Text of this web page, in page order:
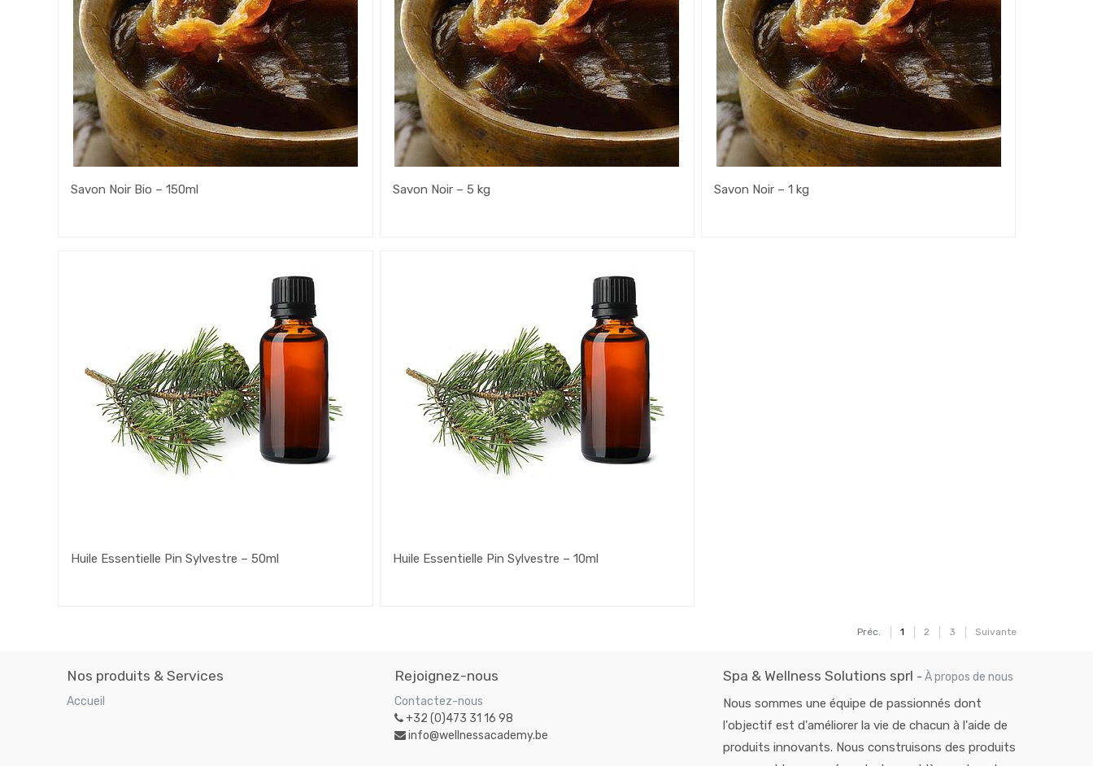
Savon Noir Bio – 150ml Savon Noir – 5 kg Savon Noir – 1 kg
Huile Essentielle Pin Sylvestre – 50ml Huile Essentielle Pin Sylvestre – 10ml
Préc. 1 2 3 Suivante
Nos produits & Services
Accueil
Rejoignez-nous
Contactez-nous
+32 (0)473 31 16 98
info@wellnessacademy.be
Spa & Wellness Solutions sprl - À propos de nous
Nous sommes une équipe de passionnés dont
l'objectif est d'améliorer la vie de chacun à l'aide de
produits innovants. Nous construisons des produits